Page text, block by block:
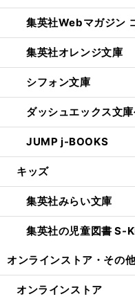
集英社Webマガジン
集英社オレンジ文庫
シフォン文庫
ダッシュエックス文
JUMP j-BOOKS
キッズ
集英社みらい文庫
集英社の児童図書 S-
オンラインストア・ その
オンラインストア